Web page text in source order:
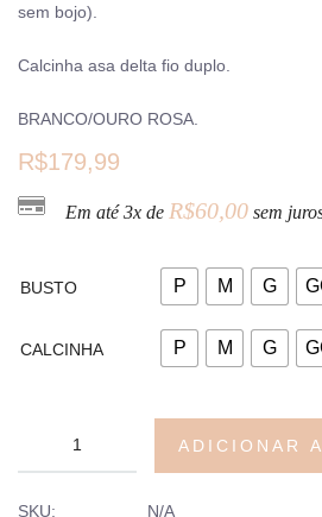
sem bojo).
Calcinha asa delta fio duplo.
BRANCO/OURO ROSA.
R$179,99
Em até 3x de R$60,00 sem
BUSTO P M G
CALCINHA P M G
ADICIONAR
SKU:
N/A